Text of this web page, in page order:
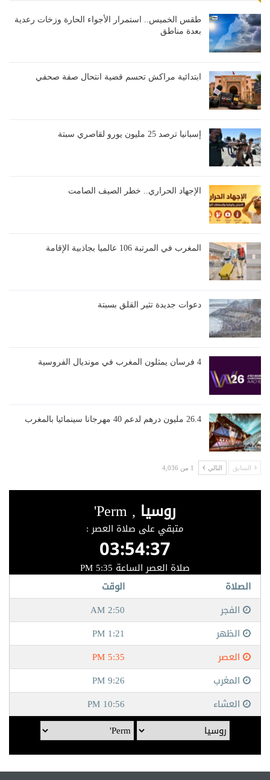
طقس الخميس.. استمرار الأجواء الحارة وزخات رعدية
بعدة مناطق
ابتدائية مراكش تحسم قضية انتحال صفة صحفي
إسبانيا ترصد 25 مليون يورو لقاصري سبتة
الإجهاد الحراري.. خطر الصيف الصامت
المغرب في المرتبة 106 عالميا بجاذبية الإقامة
دعوات جديدة تثير القلق بسبتة
4 فرسان يمثلون المغرب في مونديال الفروسية
26.4 مليون درهم لدعم 40 مهرجانا سينمائيا بالمغرب
السابق التالي 1 من 4,036